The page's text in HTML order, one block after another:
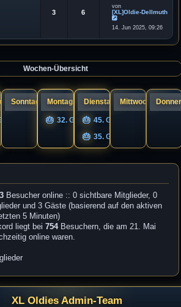
r
B
e
i
r
a
3 6
von
[XL]Oldie-Dellmuth
N
e
e
t
g
14. Jun 2025, 09:26
Wochen-Übersicht
08.
nigel
Sonntag, 09.Montag, 10.
32. Geburtstag UNIQS
Dienstag, 11.
45. Geburtstag Guandi
35. Geburtstag s1cK.
Mittwoch, 12.
3 Besucher online :: 0 sichtbare Mitglieder, 0
und 3 Gäste (basierend auf den aktiven
5 Minuten)
liegt bei754Besuchern, die am 21. Mai
online waren.
XL Oldies Admin-Team